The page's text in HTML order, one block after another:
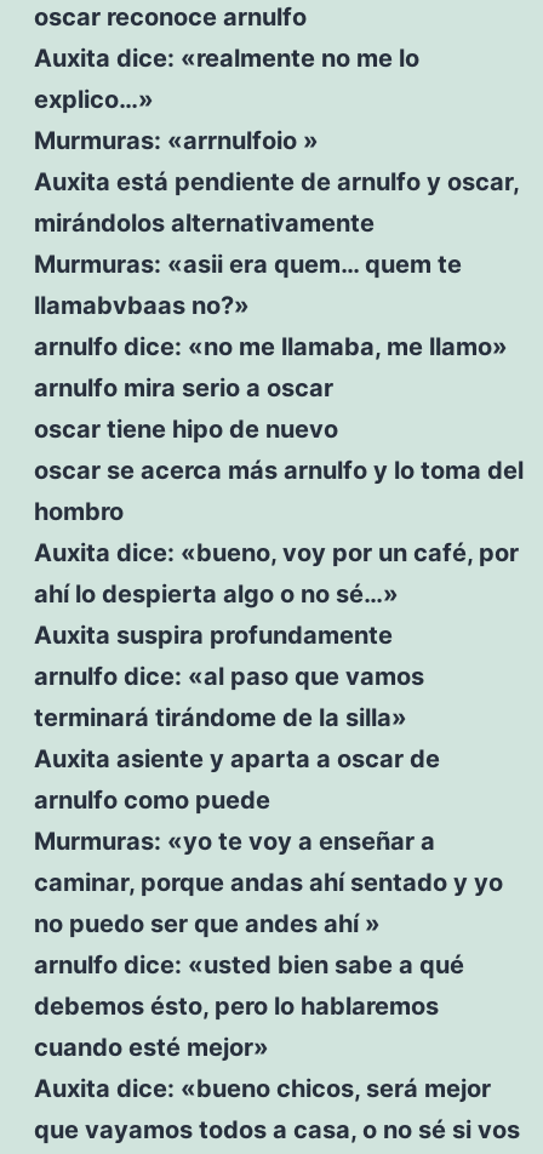
oscar reconoce arnulfo
Auxita dice: «realmente no me lo
explico…»
Murmuras: «arrnulfoio »
Auxita está pendiente de arnulfo y oscar,
mirándolos alternativamente
Murmuras: «asii era quem… quem te
llamabvbaas no?»
arnulfo dice: «no me llamaba, me llamo»
arnulfo mira serio a oscar
oscar tiene hipo de nuevo
oscar se acerca más arnulfo y lo toma del
hombro
Auxita dice: «bueno, voy por un café, por
ahí lo despierta algo o no sé…»
Auxita suspira profundamente
arnulfo dice: «al paso que vamos
terminará tirándome de la silla»
Auxita asiente y aparta a oscar de
arnulfo como puede
Murmuras: «yo te voy a enseñar a
caminar, porque andas ahí sentado y yo
no puedo ser que andes ahí »
arnulfo dice: «usted bien sabe a qué
debemos ésto, pero lo hablaremos
cuando esté mejor»
Auxita dice: «bueno chicos, será mejor
que vayamos todos a casa, o no sé si vos